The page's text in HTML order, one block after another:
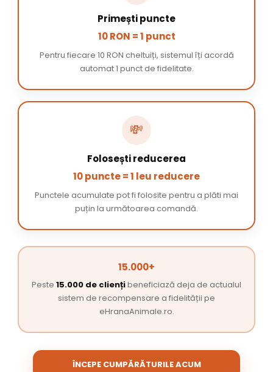
Primești puncte
10 RON = 1 punct
Pentru fiecare 10 RON cheltuiți, sistemul îți acordă
automat 1 punct de fidelitate.
💸
Folosești reducerea
10 puncte = 1 leu reducere
Punctele acumulate pot fi folosite pentru a plăti mai
puțin la următoarea comandă.
15.000+
Peste 15.000 de cliențibeneficiază deja de actualul
sistem de recompensare a fidelității pe
eHranaAnimale.ro.
ÎNCEPE CUMPĂRĂTURILE ACUM